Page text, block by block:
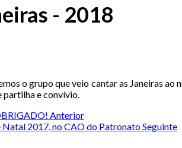
- 2018
o grupo que veio cantar as Janeiras
e convívio.
Anterior
2017, no CAO do PatronatoSeguinte